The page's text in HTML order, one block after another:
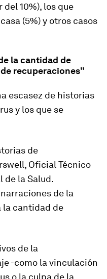
10%), los que
(5%) y otros casos
la cantidad de
recuperaciones"
escasez de historias
y los que se
de
Oficial Técnico
de la Salud.
de la
la cantidad de
de la
-como la vinculación
o la culpa de la